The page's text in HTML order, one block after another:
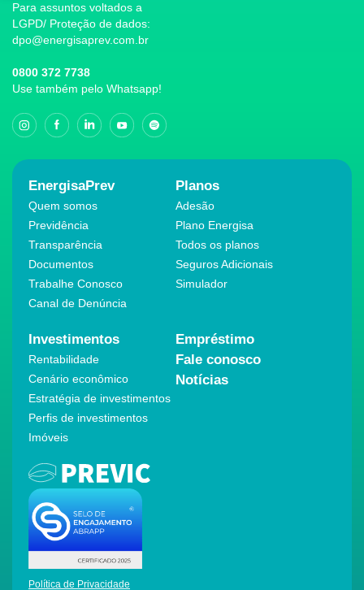
Para assuntos voltados a
LGPD/ Proteção de dados:
dpo@energisaprev.com.br
0800 372 7738
Use também pelo Whatsapp!
EnergisaPrev
Quem somos
Previdência
Transparência
Documentos
Trabalhe Conosco
Canal de Denúncia
Planos
Adesão
Plano Energisa
Todos os planos
Seguros Adicionais
Simulador
Investimentos
Rentabilidade
Cenário econômico
Estratégia de investimentos
Perfis de investimentos
Imóveis
Empréstimo
Fale conosco
Notícias
Política de Privacidade